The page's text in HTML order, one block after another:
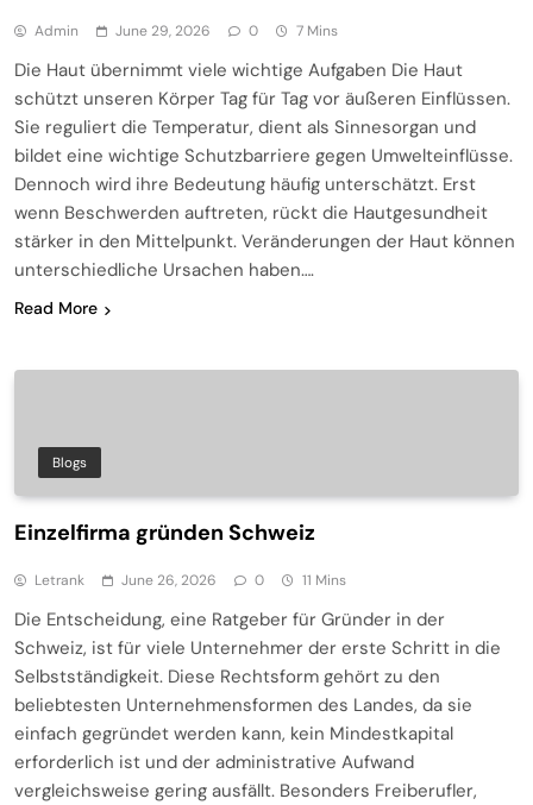
Admin June 29, 2026 0 7 Mins
Die Haut übernimmt viele wichtige Aufgaben Die Haut
schützt unseren Körper Tag für Tag vor äußeren Einflüssen.
Sie reguliert die Temperatur, dient als Sinnesorgan und
bildet eine wichtige Schutzbarriere gegen Umwelteinflüsse.
Dennoch wird ihre Bedeutung häufig unterschätzt. Erst
wenn Beschwerden auftreten, rückt die Hautgesundheit
stärker in den Mittelpunkt. Veränderungen der Haut können
unterschiedliche Ursachen haben….
Read More
Blogs
Einzelfirma gründen Schweiz
Letrank June 26, 2026 0 11 Mins
Die Entscheidung, eine Ratgeber für Gründer in der
Schweiz, ist für viele Unternehmer der erste Schritt in die
Selbstständigkeit. Diese Rechtsform gehört zu den
beliebtesten Unternehmensformen des Landes, da sie
einfach gegründet werden kann, kein Mindestkapital
erforderlich ist und der administrative Aufwand
vergleichsweise gering ausfällt. Besonders Freiberufler,